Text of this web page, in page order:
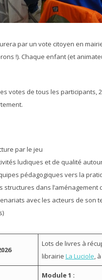
par un vote citoyen en
!). Chaque enfant (et
votes de tous les participants,
par le jeu
ludiques et de qualité
pédagogiques vers la
structures dans l’aménagement
avec les acteurs de son
Lots de livres à
librairie La Luciole,
Module 1 :